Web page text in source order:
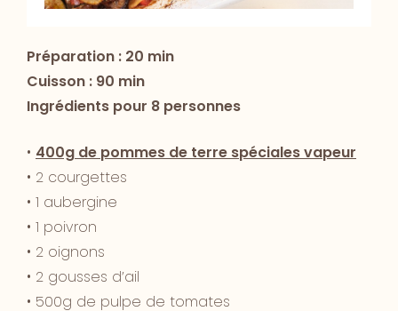
Préparation : 20 min
Cuisson : 90 min
Ingrédients pour 8 personnes
• 400g de pommes de terre spéciales vapeur
• 2 courgettes
• 1 aubergine
• 1 poivron
• 2 oignons
• 2 gousses d’ail
• 500g de pulpe de tomates